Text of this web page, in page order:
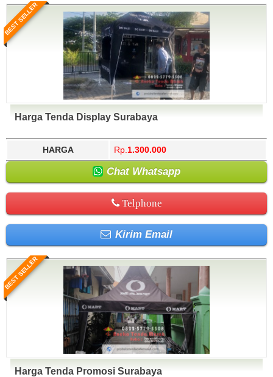
BEST SELLER
Harga Tenda Display Surabaya
HARGA Rp. 1.300.000
Chat Whatsapp
Telphone
Kirim Email
BEST SELLER
Harga Tenda Promosi Surabaya